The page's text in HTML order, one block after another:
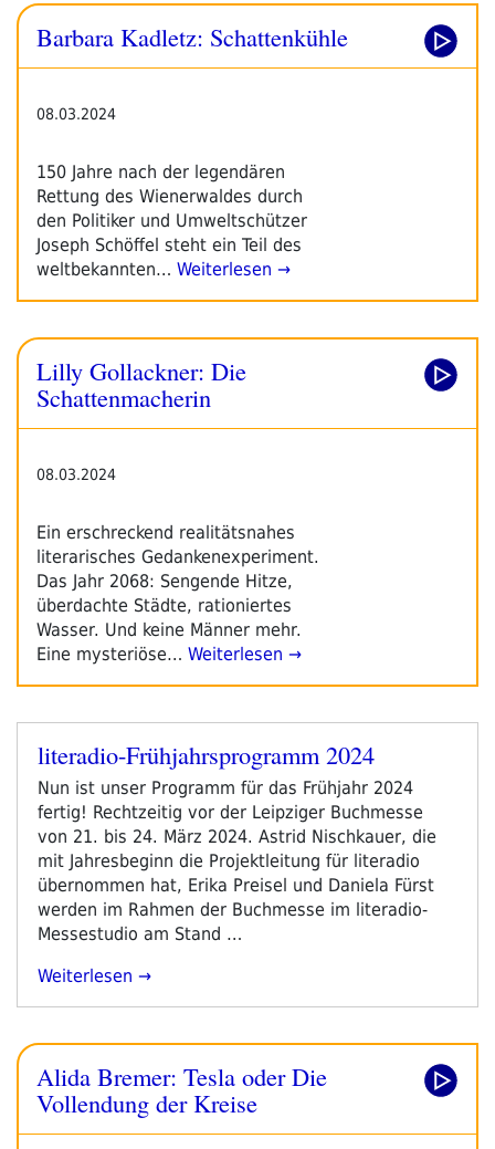
Barbara Kadletz: Schattenkühle
08.03.2024
150 Jahre nach der legendären
Rettung des Wienerwaldes durch
den Politiker und Umweltschützer
Joseph Schöffel steht ein Teil des
weltbekannten… Weiterlesen →
Lilly Gollackner: Die
Schattenmacherin
08.03.2024
Ein erschreckend realitätsnahes
literarisches Gedankenexperiment.
Das Jahr 2068: Sengende Hitze,
überdachte Städte, rationiertes
Wasser. Und keine Männer mehr.
Eine mysteriöse… Weiterlesen →
Veröffentlicht
literadio-Frühjahrsprogramm 2024
Nun ist unser Programm für das Frühjahr 2024
fertig! Rechtzeitig vor der Leipziger Buchmesse
von 21. bis 24. März 2024. Astrid Nischkauer, die
mit Jahresbeginn die Projektleitung für literadio
übernommen hat, Erika Preisel und Daniela Fürst
werden im Rahmen der Buchmesse im literadio-
Messestudio am Stand …
„literadio-
Weiterlesen
Alida Bremer: Tesla oder Die
Vollendung der Kreise